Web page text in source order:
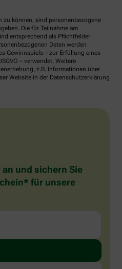
zu können, sind personenbezogene
Die für Teilnahme am
entsprechend als Pflichtfelder
Daten werden
Gewinnspiels – zur Erfüllung eines
– verwendet. Weitere
z.B. Informationen über
Website in der Datenschutzerklärung
und sichern Sie
für unsere